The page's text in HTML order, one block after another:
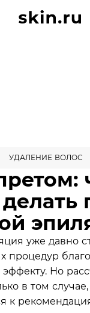
УДАЛЕНИЕ ВОЛОС
уже давно
процедур
Но
в том
к